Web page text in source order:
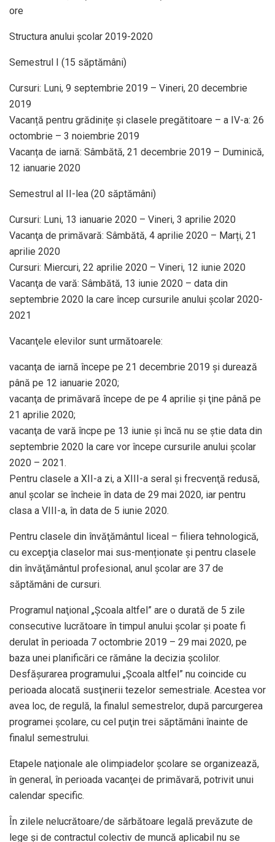
ore
Structura anului școlar 2019-2020
Semestrul I (15 săptămâni)
Cursuri: Luni, 9 septembrie 2019 – Vineri, 20 decembrie
2019
Vacanță pentru grădinițe și clasele pregătitoare – a IV-a: 26
octombrie – 3 noiembrie 2019
Vacanța de iarnă: Sâmbătă, 21 decembrie 2019 – Duminică,
12 ianuarie 2020
Semestrul al II-lea (20 săptămâni)
Cursuri: Luni, 13 ianuarie 2020 – Vineri, 3 aprilie 2020
Vacanţa de primăvară: Sâmbătă, 4 aprilie 2020 – Marți, 21
aprilie 2020
Cursuri: Miercuri, 22 aprilie 2020 – Vineri, 12 iunie 2020
Vacanţa de vară: Sâmbătă, 13 iunie 2020 – data din
septembrie 2020 la care încep cursurile anului școlar 2020-
2021
Vacanţele elevilor sunt următoarele:
vacanţa de iarnă începe pe 21 decembrie 2019 şi durează
până pe 12 ianuarie 2020;
vacanţa de primăvară începe de pe 4 aprilie şi ţine până pe
21 aprilie 2020;
vacanţa de vară încpe pe 13 iunie şi încă nu se ştie data din
septembrie 2020 la care vor începe cursurile anului şcolar
2020 – 2021.
Pentru clasele a XII-a zi, a XIII-a seral şi frecvenţă redusă,
anul şcolar se încheie în data de 29 mai 2020, iar pentru
clasa a VIII-a, în data de 5 iunie 2020.
Pentru clasele din învăţământul liceal – filiera tehnologică,
cu excepţia claselor mai sus-menționate şi pentru clasele
din învăţământul profesional, anul şcolar are 37 de
săptămâni de cursuri.
Programul naţional „Şcoala altfel” are o durată de 5 zile
consecutive lucrătoare în timpul anului şcolar şi poate fi
derulat în perioada 7 octombrie 2019 – 29 mai 2020, pe
baza unei planificări ce rămâne la decizia şcolilor.
Desfășurarea programului „Şcoala altfel” nu coincide cu
perioada alocată susţinerii tezelor semestriale. Acestea vor
avea loc, de regulă, la finalul semestrelor, după parcurgerea
programei şcolare, cu cel puţin trei săptămâni înainte de
finalul semestrului.
Etapele naţionale ale olimpiadelor şcolare se organizează,
în general, în perioada vacanţei de primăvară, potrivit unui
calendar specific.
În zilele nelucrătoare/de sărbătoare legală prevăzute de
lege şi de contractul colectiv de muncă aplicabil nu se